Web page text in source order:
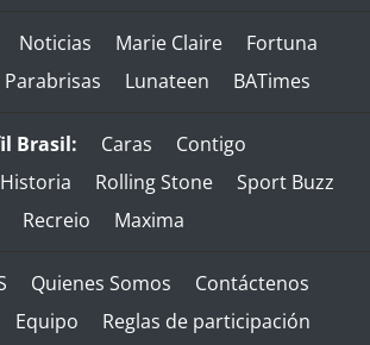
Noticias Marie Claire
Fortuna
Parabrisas Lunateen BATimes
Brasil: Caras
Contigo
Rolling Stone
Sport Buzz
Recreio
Maxima
Quienes Somos
Contáctenos
Equipo
Reglas de participación